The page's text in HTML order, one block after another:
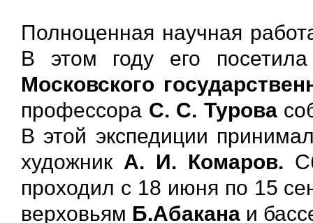
Полноценная научная
В этом году его
Московского
профессора С. С. Турова
В этой экспедиции
художник А. И. Комаров.
проходил с 18 июня по 15
верховьям Б.Абакана и